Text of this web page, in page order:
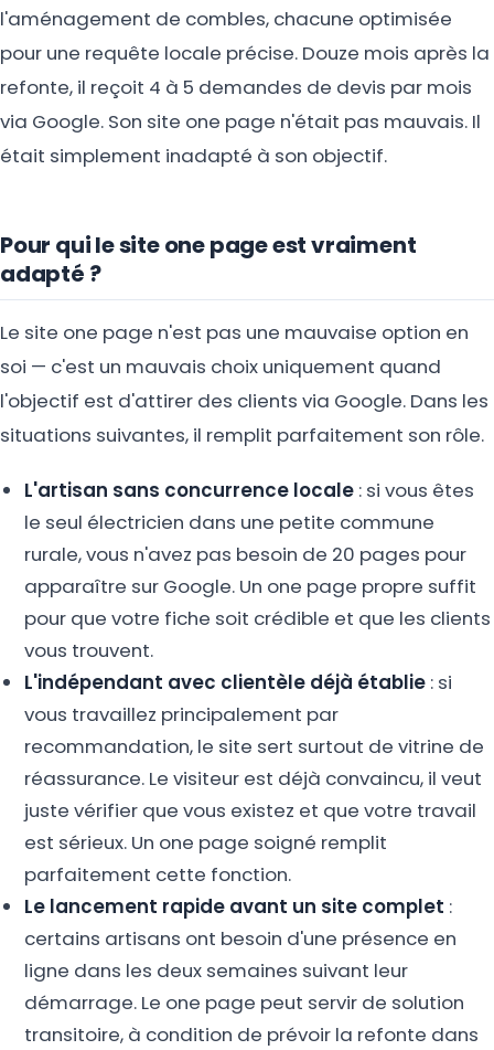
l'aménagement de combles, chacune optimisée
pour une requête locale précise. Douze mois après la
refonte, il reçoit 4 à 5 demandes de devis par mois
via Google. Son site one page n'était pas mauvais. Il
était simplement inadapté à son objectif.
Pour qui le site one page est vraiment
adapté ?
Le site one page n'est pas une mauvaise option en
soi — c'est un mauvais choix uniquement quand
l'objectif est d'attirer des clients via Google. Dans les
situations suivantes, il remplit parfaitement son rôle.
L'artisan sans concurrence locale : si vous êtes
le seul électricien dans une petite commune
rurale, vous n'avez pas besoin de 20 pages pour
apparaître sur Google. Un one page propre suffit
pour que votre fiche soit crédible et que les clients
vous trouvent.
L'indépendant avec clientèle déjà établie : si
vous travaillez principalement par
recommandation, le site sert surtout de vitrine de
réassurance. Le visiteur est déjà convaincu, il veut
juste vérifier que vous existez et que votre travail
est sérieux. Un one page soigné remplit
parfaitement cette fonction.
Le lancement rapide avant un site complet :
certains artisans ont besoin d'une présence en
ligne dans les deux semaines suivant leur
démarrage. Le one page peut servir de solution
transitoire, à condition de prévoir la refonte dans